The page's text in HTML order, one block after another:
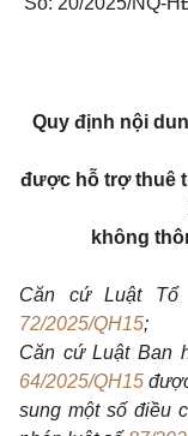
Quy định nội
được hỗ trợ thuê
không
Căn cứ Luật Tổ
72/2025/QH15;
Căn cứ Luật Ban
64/2025/QH15
sung một số điều